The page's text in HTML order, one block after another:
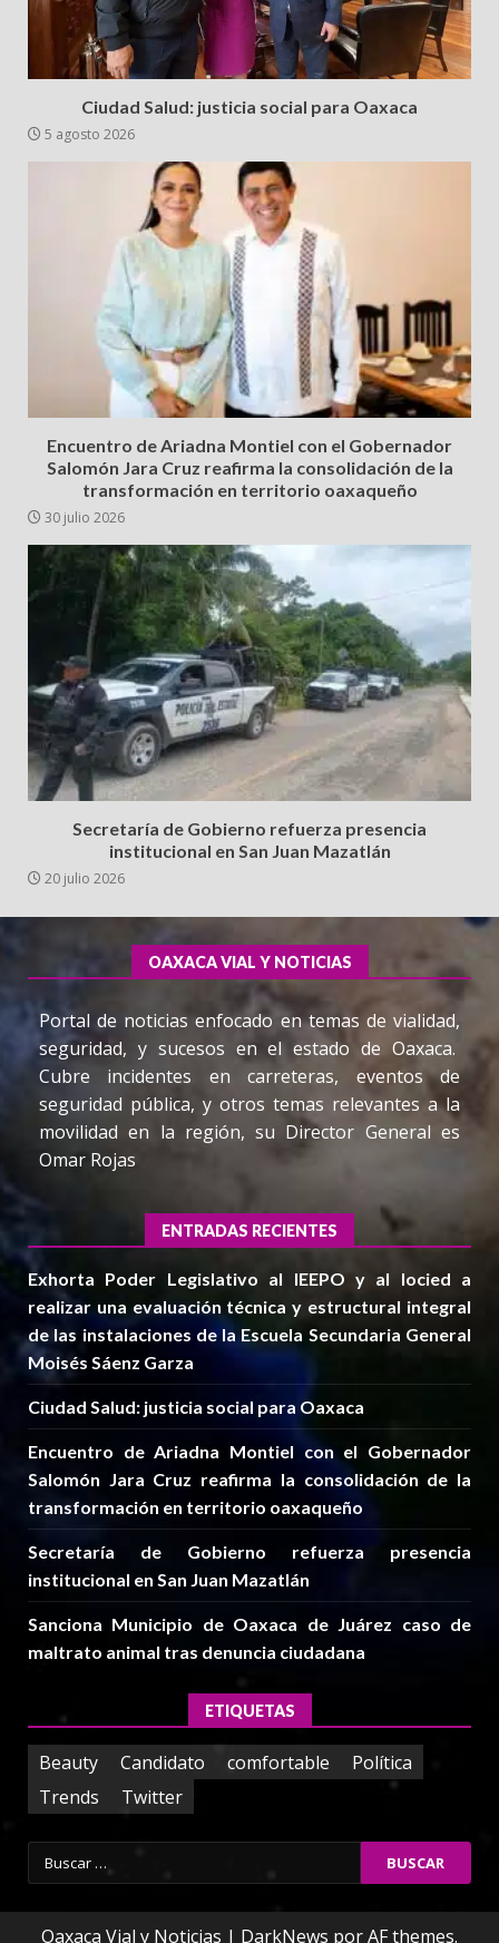
Ciudad Salud: justicia social para Oaxaca
5 agosto 2026
Encuentro de Ariadna Montiel con el Gobernador
Salomón Jara Cruz reafirma la consolidación de la
transformación en territorio oaxaqueño
30 julio 2026
Secretaría de Gobierno refuerza presencia
institucional en San Juan Mazatlán
20 julio 2026
OAXACA VIAL Y NOTICIAS
Portal de noticias enfocado en temas de vialidad,
seguridad, y sucesos en el estado de Oaxaca.
Cubre incidentes en carreteras, eventos de
seguridad pública, y otros temas relevantes a la
movilidad en la región, su Director General es
Omar Rojas
ENTRADAS RECIENTES
Exhorta Poder Legislativo al IEEPO y al Iocied a
realizar una evaluación técnica y estructural integral
de las instalaciones de la Escuela Secundaria General
Moisés Sáenz Garza
Ciudad Salud: justicia social para Oaxaca
Encuentro de Ariadna Montiel con el Gobernador
Salomón Jara Cruz reafirma la consolidación de la
transformación en territorio oaxaqueño
Secretaría de Gobierno refuerza presencia
institucional en San Juan Mazatlán
Sanciona Municipio de Oaxaca de Juárez caso de
maltrato animal tras denuncia ciudadana
ETIQUETAS
Beauty Candidato comfortable
Política
Trends
Twitter
Buscar:
Oaxaca Vial y Noticias | DarkNews por AF themes.